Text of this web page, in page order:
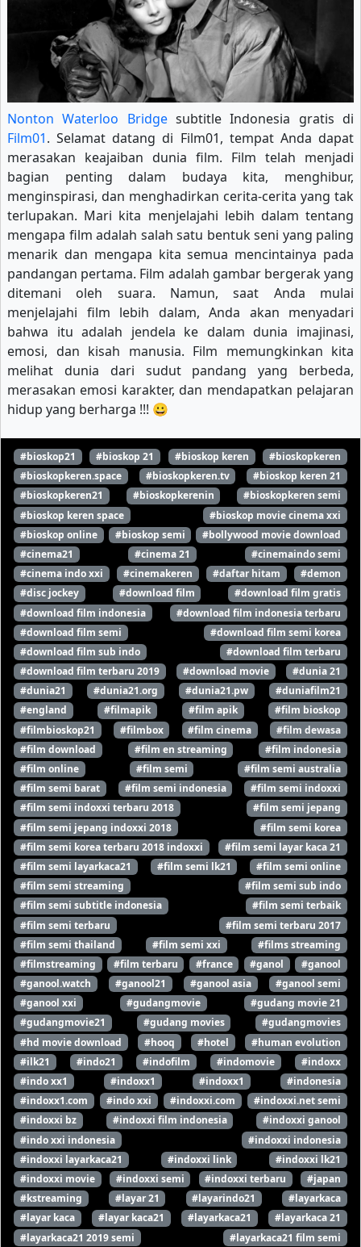
Nonton Waterloo Bridgesubtitle Indonesia gratis di
Film01. Selamat datang di Film01, tempat Anda dapat
merasakan keajaiban dunia film. Film telah menjadi
bagian penting dalam budaya kita, menghibur,
menginspirasi, dan menghadirkan cerita-cerita yang tak
terlupakan. Mari kita menjelajahi lebih dalam tentang
mengapa film adalah salah satu bentuk seni yang paling
menarik dan mengapa kita semua mencintainya pada
pandangan pertama. Film adalah gambar bergerak yang
ditemani oleh suara. Namun, saat Anda mulai
menjelajahi film lebih dalam, Anda akan menyadari
bahwa itu adalah jendela ke dalam dunia imajinasi,
emosi, dan kisah manusia. Film memungkinkan kita
melihat dunia dari sudut pandang yang berbeda,
merasakan emosi karakter, dan mendapatkan pelajaran
hidup yang berharga !!! 😀
#bioskop21 #bioskop 21 #bioskop keren
#bioskopkeren
#bioskopkeren.space
#bioskopkeren.tv
#bioskop keren 21
#bioskopkeren21
#bioskopkerenin
#bioskopkeren semi
#bioskop keren space
#bioskop movie cinema xxi
#bioskop online
#bioskop semi
#bollywood movie download
#cinema21
#cinema 21
#cinemaindo semi
#cinema indo xxi
#cinemakeren #daftar hitam
#demon
#disc jockey
#download film
#download film gratis
#download film indonesia
#download film indonesia terbaru
#download film semi
#download film semi korea
#download film sub indo
#download film terbaru
#download film terbaru 2019
#download movie
#dunia 21
#dunia21
#dunia21.org #dunia21.pw
#duniafilm21
#england
#filmapik #film apik
#film bioskop
#filmbioskop21
#filmbox #film cinema
#film dewasa
#film download
#film en streaming
#film indonesia
#film online
#film semi
#film semi australia
#film semi barat
#film semi indonesia
#film semi indoxxi
#film semi indoxxi terbaru 2018
#film semi jepang
#film semi jepang indoxxi 2018
#film semi korea
#film semi korea terbaru 2018 indoxxi
#film semi layar kaca 21
#film semi layarkaca21
#film semi lk21
#film semi online
#film semi streaming
#film semi sub indo
#film semi subtitle indonesia
#film semi terbaik
#film semi terbaru
#film semi terbaru 2017
#film semi thailand
#film semi xxi
#films streaming
#filmstreaming
#film terbaru #france #ganol
#ganool
#ganool.watch
#ganool21 #ganool asia
#ganool semi
#ganool xxi
#gudangmovie
#gudang movie 21
#gudangmovie21
#gudang movies
#gudangmovies
#hd movie download
#hooq #hotel
#human evolution
#ilk21
#indo21 #indofilm #indomovie
#indoxx
#indo xx1
#indoxx1 #indoxx1
#indonesia
#indoxx1.com
#indo xxi #indoxxi.com
#indoxxi.net semi
#indoxxi bz
#indoxxi film indonesia
#indoxxi ganool
#indo xxi indonesia
#indoxxi indonesia
#indoxxi layarkaca21
#indoxxi link
#indoxxi lk21
#indoxxi movie
#indoxxi semi #indoxxi terbaru
#japan
#kstreaming
#layar 21 #layarindo21
#layarkaca
#layar kaca
#layar kaca21 #layarkaca21
#layarkaca 21
#layarkaca21 2019 semi
#layarkaca21 film semi